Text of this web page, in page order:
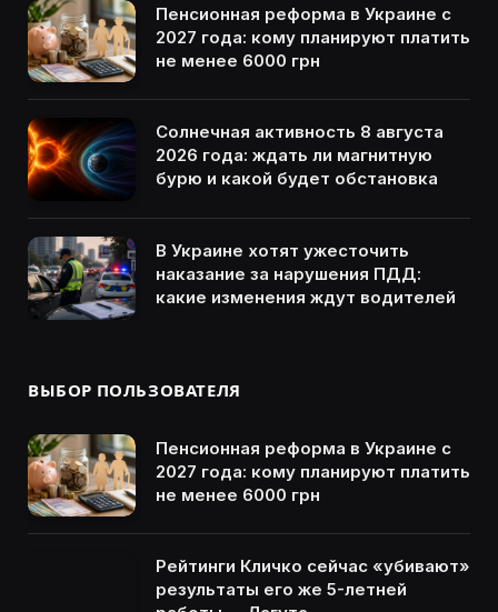
Пенсионная реформа в Украине с
2027 года: кому планируют платить
не менее 6000 грн
Солнечная активность 8 августа
2026 года: ждать ли магнитную
бурю и какой будет обстановка
В Украине хотят ужесточить
наказание за нарушения ПДД:
какие изменения ждут водителей
ВЫБОР ПОЛЬЗОВАТЕЛЯ
Пенсионная реформа в Украине с
2027 года: кому планируют платить
не менее 6000 грн
Рейтинги Кличко сейчас «убивают»
результаты его же 5-летней